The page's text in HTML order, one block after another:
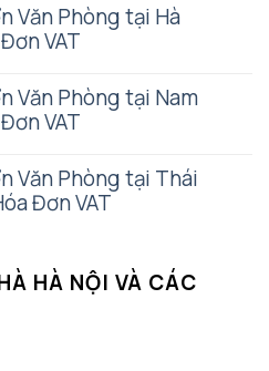
Văn Phòng tại Hà
VAT
Văn Phòng tại Nam
VAT
Văn Phòng tại Thái
Đơn VAT
HÀ NỘI VÀ CÁC